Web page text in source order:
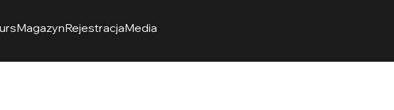
MagazynRejestracjaMedia